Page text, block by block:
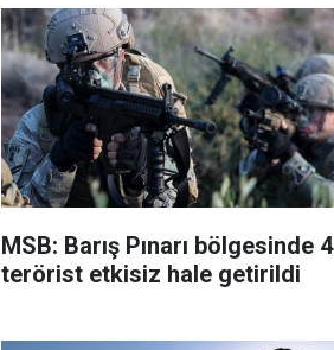
MSB: Barış Pınarı bölgesinde 4
terörist etkisiz hale getirildi